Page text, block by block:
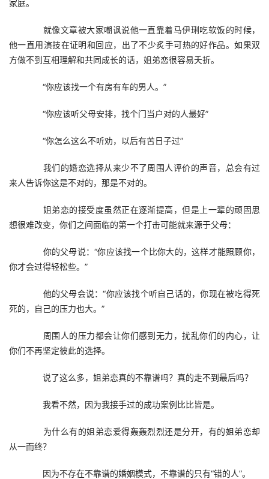
家庭。
就像文章被大家嘲讽说他一直靠着马伊琍吃软饭的时候，
他一直用演技在证明和回应，出了不少炙手可热的好作品。如果双
方做不到互相理解和共同成长的话，姐弟恋很容易夭折。
“你应该找一个有房有车的男人。”
“你应该听父母安排，找个门当户对的人最好”
“你怎么这么不听劝，以后有苦日子过”
我们的婚恋选择从来少不了周围人评价的声音，总会有过
来人告诉你这是不对的，那是不对的。
姐弟恋的接受度虽然正在逐渐提高，但是上一辈的顽固思
想很难改变，你们之间面临的第一个打击可能就来源于父母：
你的父母说：“你应该找一个比你大的，这样才能照顾你，
你才会过得轻松些。”
他的父母会说：“你应该找个听自己话的，你现在被吃得死
死的，自己的压力也大。”
周围人的压力都会让你们感到无力，扰乱你们的内心，让
你们不再坚定彼此的选择。
说了这么多，姐弟恋真的不靠谱吗？真的走不到最后吗？
我看不然，因为我接手过的成功案例比比皆是。
为什么有的姐弟恋爱得轰轰烈烈还是分开，有的姐弟恋却
从一而终？
因为不存在不靠谱的婚姻模式，不靠谱的只有“错的人”。